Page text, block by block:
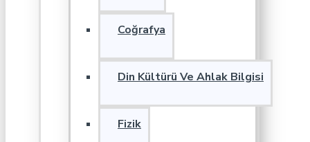
Coğrafya
Din Kültürü Ve Ahlak Bilgisi
Fizik